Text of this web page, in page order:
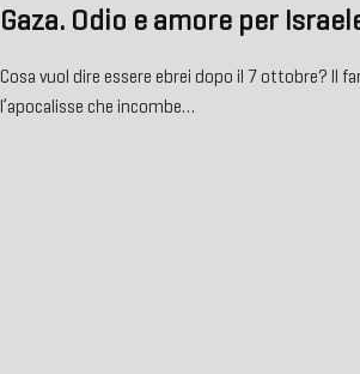
Gaza. Odio e amore per
Cosa vuol dire essere ebrei dopo il 7 ottobre? Il
l’apocalisse che incombe…